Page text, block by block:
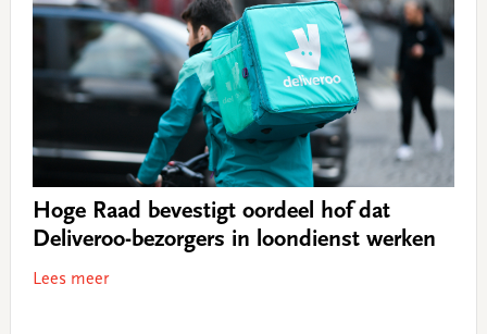
Hoge Raad bevestigt oordeel hof dat
Deliveroo-bezorgers in loondienst werken
Lees meer